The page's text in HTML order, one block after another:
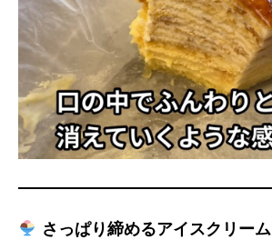
さっぱり締めるアイスクリーム